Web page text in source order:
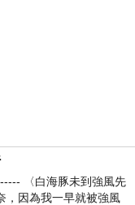
〈白海豚未到強風先
因為我一早就被強風